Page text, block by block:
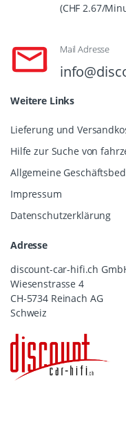
(CHF 2.67/
Mail Adresse
Weitere Links
Lieferung und
Hilfe zur Suche von
Allgemeine
Impressum
Datenschutzerklärung
Adresse
discount-car-hifi.ch
Wiesenstrasse 4
CH-5734 Reinach AG
Schweiz